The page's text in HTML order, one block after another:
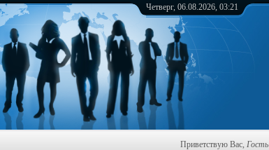
Четверг, 06.08.2026, 03:21
Приветствую Вас, Гость